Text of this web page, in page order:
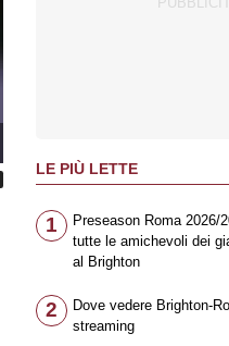
LE PIÙ LETTE
1
Preseason Roma 2026/
tutte le amichevoli dei
al Brighton
2
Dove vedere Brighton-
streaming